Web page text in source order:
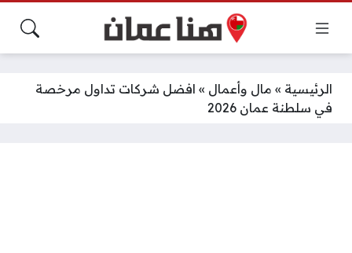
الرئيسية » مال وأعمال » افضل شركات تداول مرخصة
في سلطنة عمان 2026